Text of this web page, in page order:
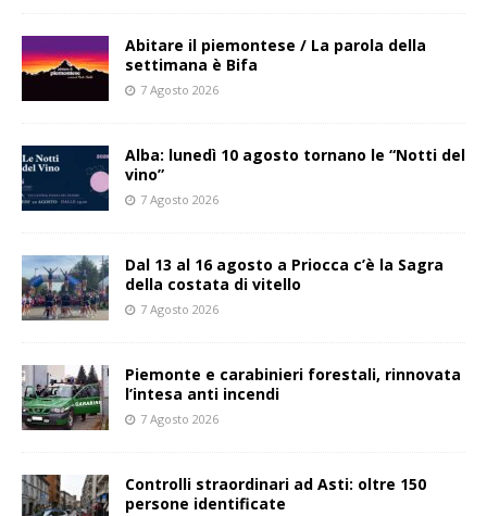
Abitare il piemontese / La parola della
settimana è Bifa
7 Agosto 2026
Alba: lunedì 10 agosto tornano le “Notti del
vino”
7 Agosto 2026
Dal 13 al 16 agosto a Priocca c’è la Sagra
della costata di vitello
7 Agosto 2026
Piemonte e carabinieri forestali, rinnovata
l’intesa anti incendi
7 Agosto 2026
Controlli straordinari ad Asti: oltre 150
persone identificate